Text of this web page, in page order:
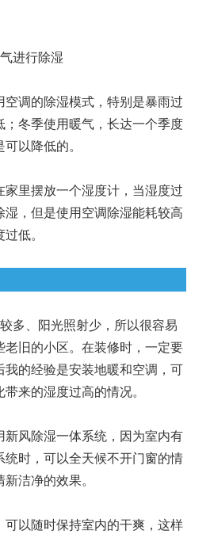
进行除湿
调的除湿模式，特别是暴雨过
；冬季使用暖气，长达一个季度
以降低的。
里摆放一个湿度计，当湿度过
，但是使用空调除湿能耗较高
低。
多、阳光照射少，所以很容易
老旧的小区。在装修时，一定要
的经验是安装地暖和空调，可
来的湿度过高的情况。
风除湿一体系统，因为室内有
统时，可以全天候不开门窗的情
洁净的效果。
可以随时保持室内的干爽，这样